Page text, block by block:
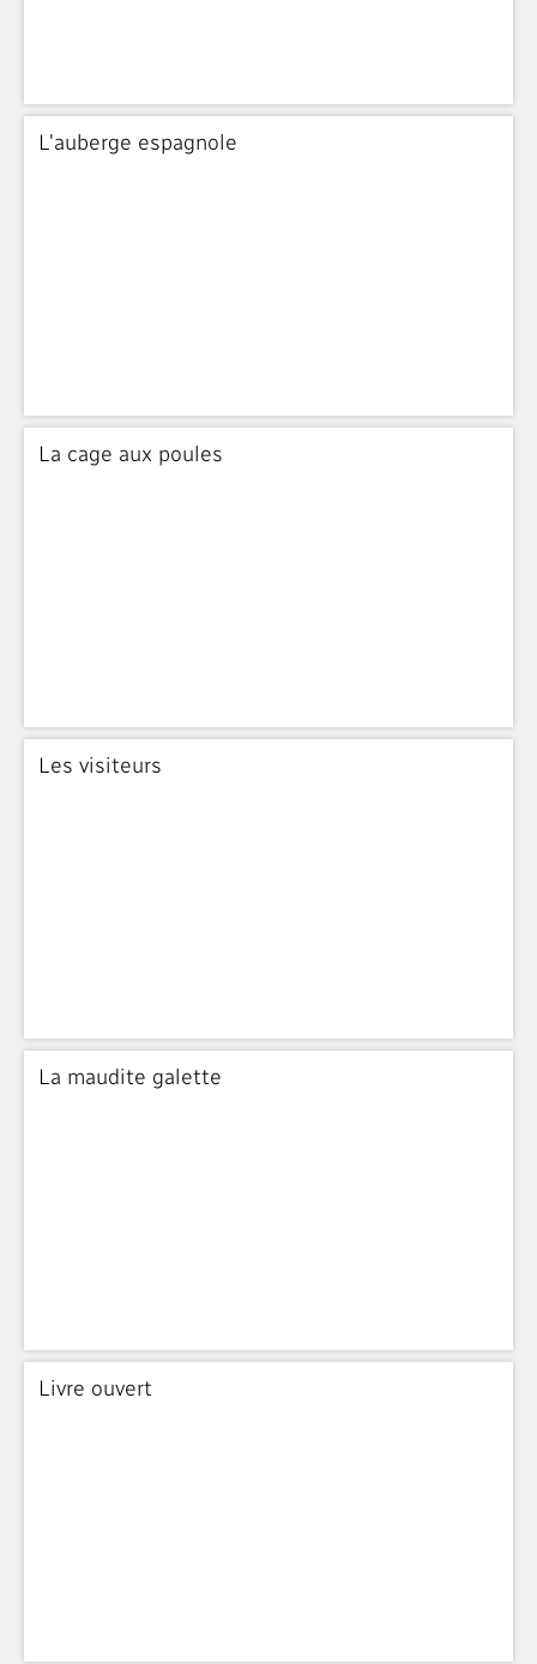
L'auberge espagnole
La cage aux poules
Les visiteurs
La maudite galette
Livre ouvert